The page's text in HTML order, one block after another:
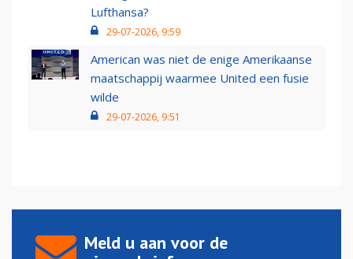
Lufthansa?
29-07-2026, 9:59
American was niet de enige Amerikaanse
maatschappij waarmee United een fusie
wilde
29-07-2026, 9:51
Meld u aan voor de